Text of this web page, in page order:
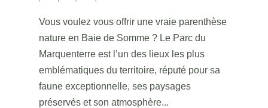
Vous voulez vous offrir une vraie parenthèse
nature en Baie de Somme ? Le Parc du
Marquenterre est l’un des lieux les plus
emblématiques du territoire, réputé pour sa
faune exceptionnelle, ses paysages
préservés et son atmosphère...